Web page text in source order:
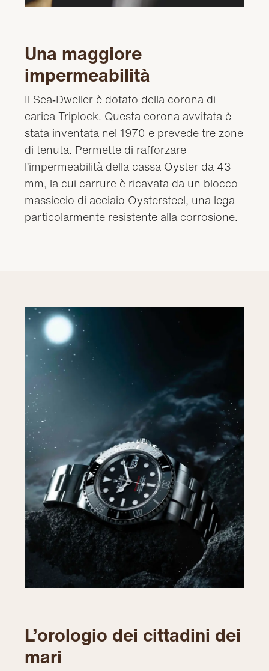
Una maggiore
impermeabilità
Il Sea‑Dweller è dotato della corona di
carica Triplock. Questa corona avvitata è
stata inventata nel 1970 e prevede tre zone
di tenuta. Permette di rafforzare
l’impermeabilità della cassa Oyster da 43
mm, la cui carrure è ricavata da un blocco
massiccio di acciaio Oystersteel, una lega
particolarmente resistente alla corrosione.
L’orologio dei cittadini dei
mari